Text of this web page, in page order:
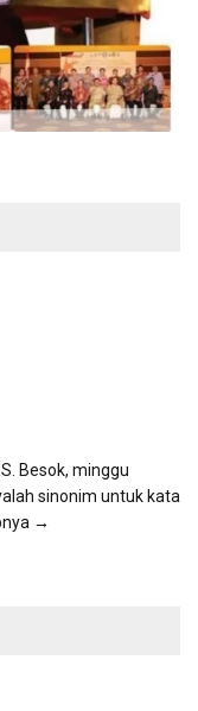
Besok, minggu
sinonim untuk kata
→